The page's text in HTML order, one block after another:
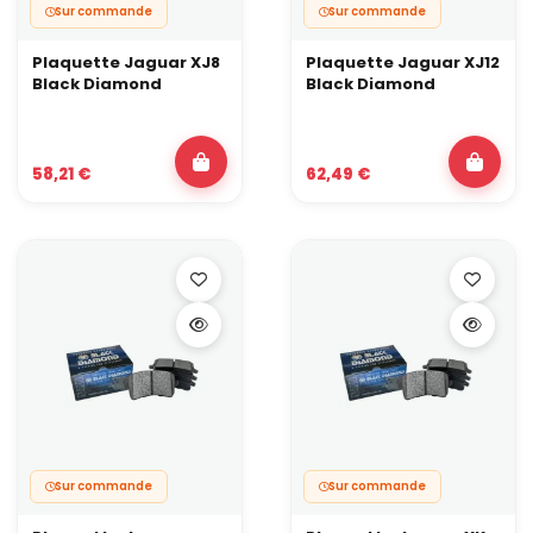
Sur commande
Plaquette Jaguar XJ8
Black Diamond
58,21 €
Sur commande
Plaquette Jaguar XJ12
Black Diamond
62,49 €
Sur commande Sur commande